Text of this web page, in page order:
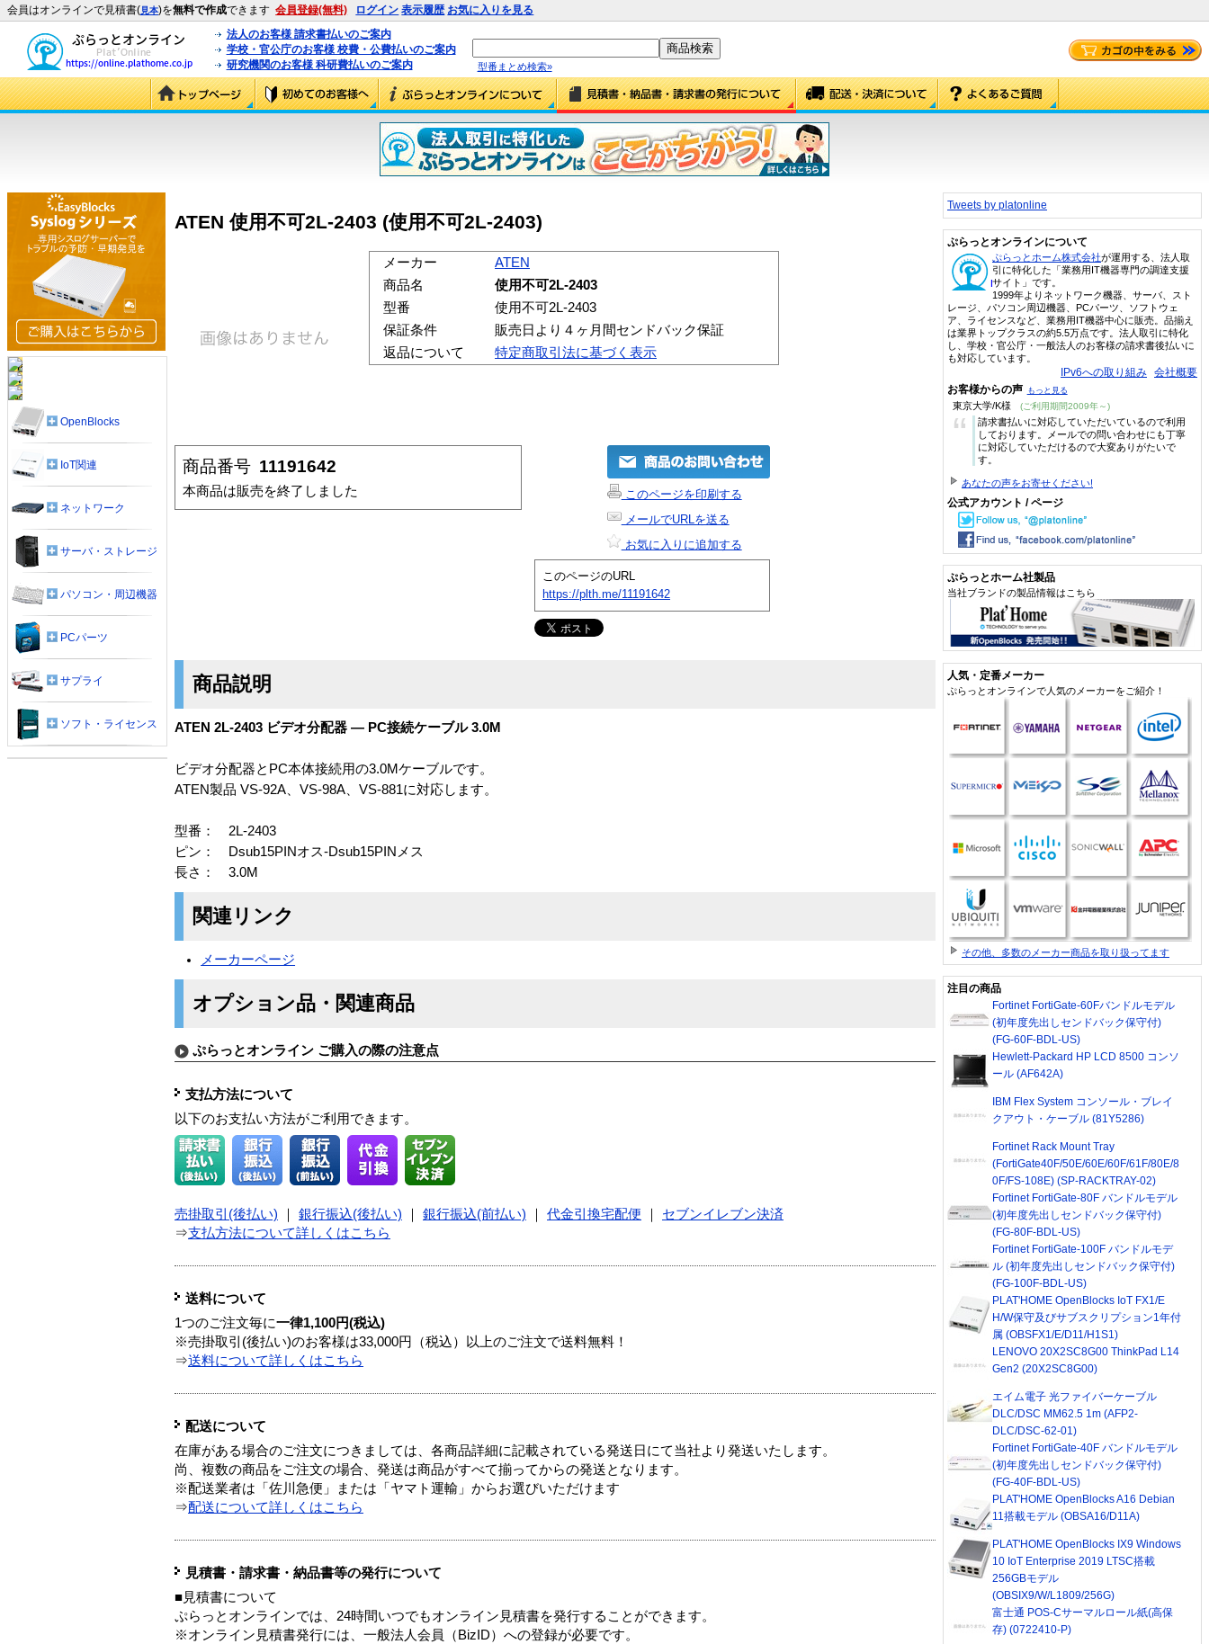
会員はオンラインで見積書(見本)を無料で作成できます 会員登録(無料) ログイン 表示履歴 お気に入りを見る
法人のお客様 請求書払いのご案内
学校・官公庁のお客様 校費・公費払いのご案内
研究機関のお客様 科研費払いのご案内
型番まとめ検索»
ATEN 使用不可2L-2403 (使用不可2L-2403)
メーカー
ATEN
商品名
使用不可2L-2403
型番
使用不可2L-2403
保証条件
販売日より４ヶ月間センドバック保証
返品について
特定商取引法に基づく表示
商品番号 11191642
本商品は販売を終了しました
このページを印刷する
メールでURLを送る
お気に入りに追加する
このページのURL
https://plth.me/11191642
商品説明
ATEN 2L-2403 ビデオ分配器 — PC接続ケーブル 3.0M
ビデオ分配器とPC本体接続用の3.0Mケーブルです。
ATEN製品 VS-92A、VS-98A、VS-881に対応します。
型番： 2L-2403
ピン： Dsub15PINオス-Dsub15PINメス
長さ： 3.0M
関連リンク
メーカーページ
オプション品・関連商品
ぷらっとオンライン ご購入の際の注意点
支払方法について
以下のお支払い方法がご利用できます。
売掛取引(後払い) 銀行振込(後払い) 銀行振込(前払い) 代金引換宅配便
セブンイレブン決済
⇒支払方法について詳しくはこちら
送料について
1つのご注文毎に一律1,100円(税込)
※売掛取引(後払い)のお客様は33,000円（税込）以上のご注文で送料無料！
⇒送料について詳しくはこちら
配送について
在庫がある場合のご注文につきましては、各商品詳細に記載されている発送日にて当社より発送いたします。
尚、複数の商品をご注文の場合、発送は商品がすべて揃ってからの発送となります。
※配送業者は「佐川急便」または「ヤマト運輸」からお選びいただけます
⇒配送について詳しくはこちら
見積書・請求書・納品書等の発行について
■見積書について
ぷらっとオンラインでは、24時間いつでもオンライン見積書を発行することができます。
※オンライン見積書発行には、一般法人会員（BizID）への登録が必要です。
OpenBlocks
IoT関連
ネットワーク
サーバ・ストレージ
パソコン・周辺機器
PCパーツ
サプライ
ソフト・ライセンス
Tweets by platonline
ぷらっとオンラインについて
ぷらっとホーム株式会社が運用する、法人取
引に特化した「業務用IT機器専門の調達支援
サイト」です。
1999年よりネットワーク機器、サーバ、スト
レージ、パソコン周辺機器、PCパーツ、ソフトウェ
ア、ライセンスなど、業務用IT機器中心に販売。品揃え
は業界トップクラスの約5.5万点です。法人取引に特化
し、学校・官公庁・一般法人のお客様の請求書後払いに
も対応しています。
IPv6への取り組み 会社概要
お客様からの声 もっと見る
東京大学/K様 (ご利用期間2009年～)
“
請求書払いに対応していただいているので利用
しております。メールでの問い合わせにも丁寧
に対応していただけるので大変ありがたいで
す。
あなたの声をお寄せください!
公式アカウント / ページ
ぷらっとホーム社製品
当社ブランドの製品情報はこちら
人気・定番メーカー
ぷらっとオンラインで人気のメーカーをご紹介！
その他、多数のメーカー商品を取り扱ってます
注目の商品
Fortinet FortiGate-60Fバンドルモデル
(初年度先出しセンドバック保守付)
(FG-60F-BDL-US)
Hewlett-Packard HP LCD 8500 コンソ
ール (AF642A)
IBM Flex System コンソール・ブレイ
クアウト・ケーブル (81Y5286)
Fortinet Rack Mount Tray
(FortiGate40F/50E/60E/60F/61F/80E/8
0F/FS-108E) (SP-RACKTRAY-02)
Fortinet FortiGate-80F バンドルモデル
(初年度先出しセンドバック保守付)
(FG-80F-BDL-US)
Fortinet FortiGate-100F バンドルモデ
ル (初年度先出しセンドバック保守付)
(FG-100F-BDL-US)
PLAT'HOME OpenBlocks IoT FX1/E
H/W保守及びサブスクリプション1年付
属 (OBSFX1/E/D11/H1S1)
LENOVO 20X2SC8G00 ThinkPad L14
Gen2 (20X2SC8G00)
エイム電子 光ファイバーケーブル
DLC/DSC MM62.5 1m (AFP2-
DLC/DSC-62-01)
Fortinet FortiGate-40F バンドルモデル
(初年度先出しセンドバック保守付)
(FG-40F-BDL-US)
PLAT'HOME OpenBlocks A16 Debian
11搭載モデル (OBSA16/D11A)
PLAT'HOME OpenBlocks IX9 Windows
10 IoT Enterprise 2019 LTSC搭載
256GBモデル
(OBSIX9/W/L1809/256G)
富士通 POS-Cサーマルロール紙(高保
存) (0722410-P)